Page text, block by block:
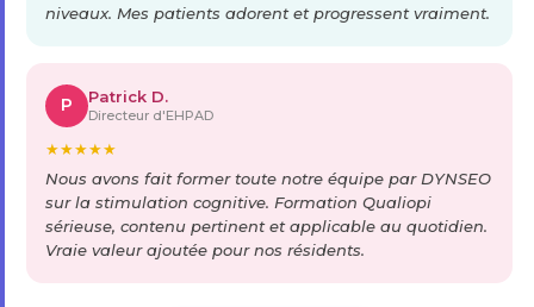
niveaux. Mes patients adorent et progressent vraiment.
P Patrick D.
Directeur d'EHPAD
★★★★★
Nous avons fait former toute notre équipe par DYNSEO
sur la stimulation cognitive. Formation Qualiopi
sérieuse, contenu pertinent et applicable au quotidien.
Vraie valeur ajoutée pour nos résidents.